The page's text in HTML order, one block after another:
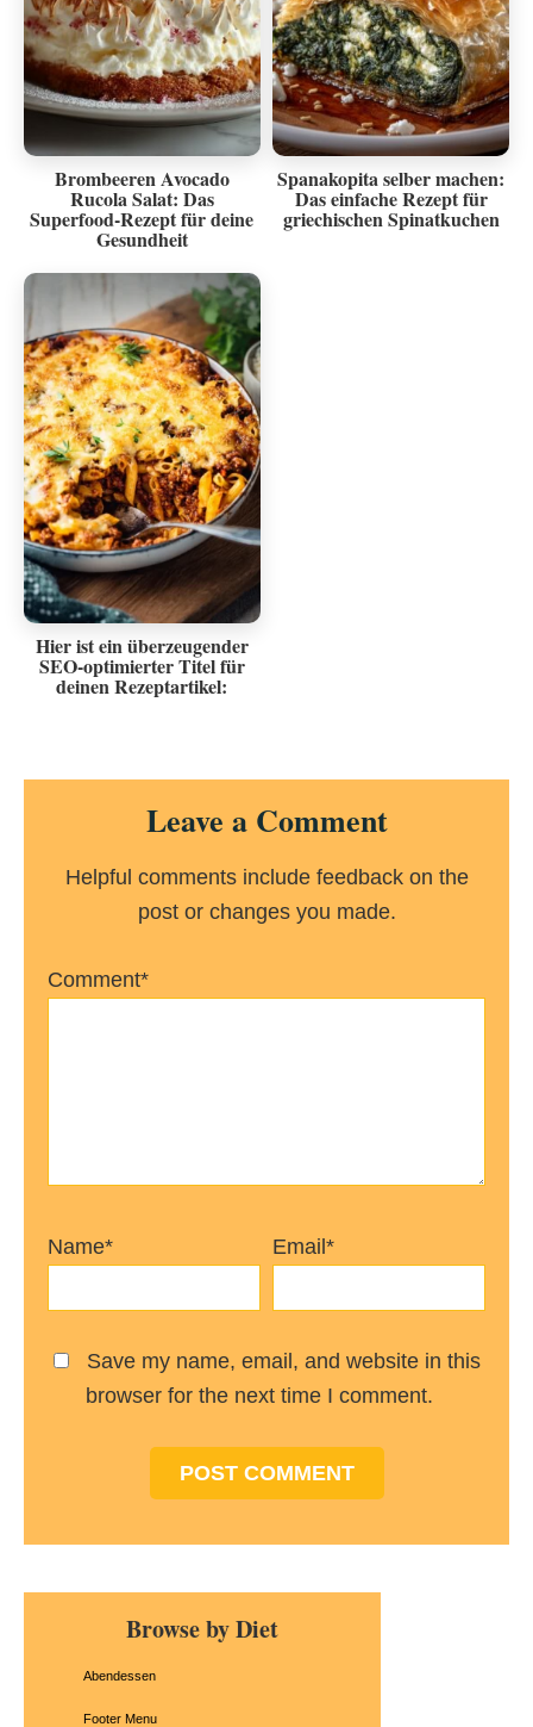
Brombeeren Avocado
Rucola Salat: Das
Superfood-Rezept für deine
Gesundheit
Spanakopita selber machen:
Das einfache Rezept für
griechischen Spinatkuchen
Hier ist ein überzeugender
SEO-optimierter Titel für
deinen Rezeptartikel:
Reader
InteractionsLeave a Comment
Helpful comments include feedback on the
post or changes you made.
Comment*
Name* Email*
Save my name, email, and website in this
browser for the next time I comment.
Primary
SidebarBrowse by Diet
Abendessen
Footer Menu